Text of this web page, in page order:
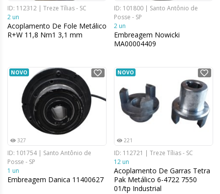
ID: 112312 | Treze Tílias - SC
2 un
Acoplamento De Fole Metálico
R+W 11,8 Nm1 3,1 mm
ID: 101800 | Santo Antônio de
Posse - SP
2 un
Embreagem Nowicki
MA00004409
NOVO
327
ID: 101754 | Santo Antônio de
Posse - SP
1 un
Embreagem Danica 11400627
NOVO
221
ID: 112721 | Treze Tílias - SC
12 un
Acoplamento De Garras Tetra
Pak Metálico 6-4722 7550
01/tp Industrial